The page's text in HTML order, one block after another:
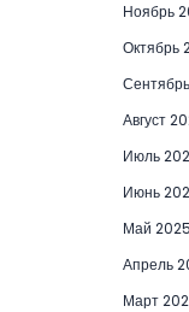
Ноябрь
Октябрь
Август
Июль
Июнь
Май 2025
Апрель
Март